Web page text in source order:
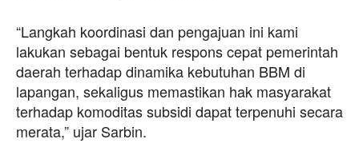
“Langkah koordinasi dan pengajuan ini kami
lakukan sebagai bentuk respons cepat pemerintah
daerah terhadap dinamika kebutuhan BBM di
lapangan, sekaligus memastikan hak masyarakat
terhadap komoditas subsidi dapat terpenuhi secara
merata,” ujar Sarbin.